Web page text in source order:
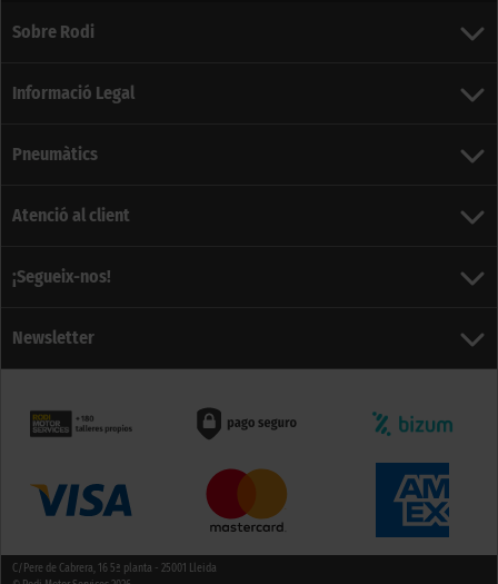
Sobre Rodi
Informació Legal
Pneumàtics
Atenció al client
¡Segueix-nos!
Newsletter
C/Pere de Cabrera, 16 5ª planta - 25001 Lleida